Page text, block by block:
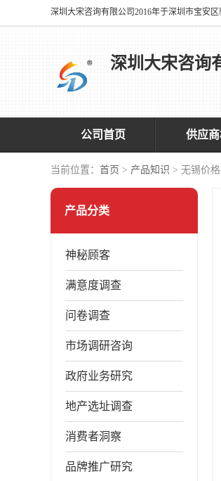
深圳大宋咨询
公司首页 供应
当前位置： 首页 > 产品知识 > 无锡价
产品分类
神秘顾客
满意度调查
问卷调查
市场调研咨询
政府业务研究
地产选址调查
消费者洞察
品牌推广研究